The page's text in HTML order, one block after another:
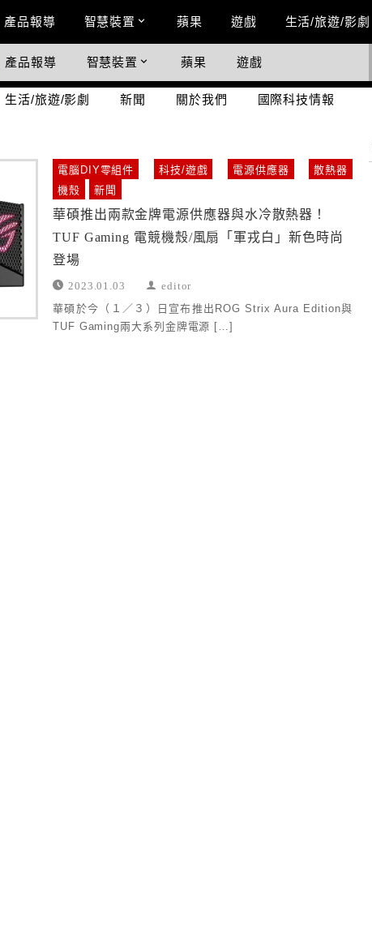
Main Menu
產品報導 智慧裝置 蘋果 遊戲 生活/旅遊/影劇
國際科技情報
產品報導 智慧裝置 蘋果 遊戲
生活/旅遊/影劇 新聞 關於我們 國際科技情報
電腦DIY零組件 科技/遊戲 電源供應器
散熱器
機殼
新聞
華碩推出兩款金牌電源供應器與水冷散熱器！
TUF Gaming 電競機殼/風扇「軍戎白」新色時尚
登場
2023.01.03 editor
華碩於今（１／３）日宣布推出ROG Strix Aura Edition與
TUF Gaming兩大系列金牌電源 […]